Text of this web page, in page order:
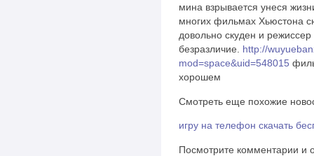
мина взрывается унеся
многих фильмах Хьюстона
довольно скуден и
безразличие. http://
mod=space&uid=548015
хорошем
Смотреть еще похожие
игру на телефон скачать
Посмотрите комментарии и